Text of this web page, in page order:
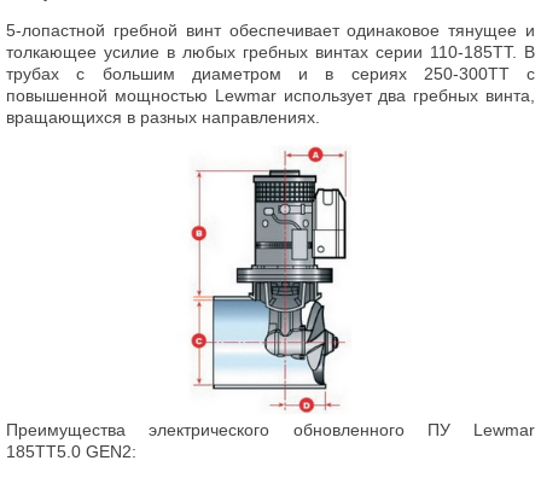
5-лопастной гребной винт обеспечивает одинаковое тянущее и
толкающее усилие в любых гребных винтах серии 110-185TT. В
трубах с большим диаметром и в сериях 250-300TT с
повышенной мощностью Lewmar использует два гребных винта,
вращающихся в разных направлениях.
Преимущества электрического обновленного ПУ Lewmar
185TT5.0 GEN2: